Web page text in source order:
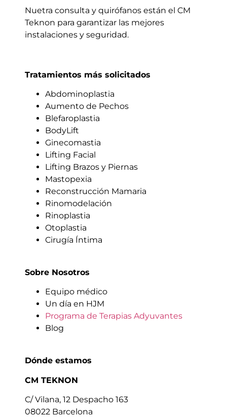
Nuetra consulta y quirófanos están el CM
Teknon para garantizar las mejores
instalaciones y seguridad.
Tratamientos más solicitados
Abdominoplastia
Aumento de Pechos
Blefaroplastia
BodyLift
Ginecomastia
Lifting Facial
Lifting Brazos y Piernas
Mastopexia
Reconstrucción Mamaria
Rinomodelación
Rinoplastia
Otoplastia
Cirugía Íntima
Sobre Nosotros
Equipo médico
Un día en HJM
Programa de Terapias Adyuvantes
Blog
Dónde estamos
CM TEKNON
C/ Vilana, 12 Despacho 163
08022 Barcelona